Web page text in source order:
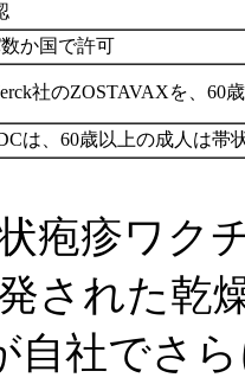
か国で許可
社のZOSTAVAXを、60
は、60歳以上の成人は帯
疱疹ワク
された乾
自社でさ